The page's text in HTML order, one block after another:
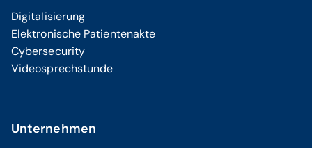
Digitalisierung
Elektronische Patientenakte
Cybersecurity
Videosprechstunde
Unternehmen